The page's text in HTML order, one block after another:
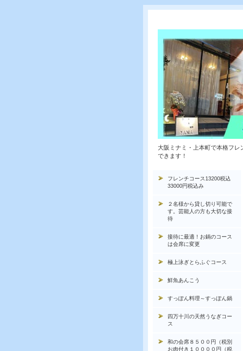
大阪ミナミ・上本町で本格フ
できます！
フレンチコース13200税込
33000円税込み
２名様から貸し切り可能で
す。芸能人の方も大切な接
待
接待に最適！お鍋のコース
は会席に変更
極上泳ぎとらふぐコース
鮮魚あんこう
すっぽん料理～すっぽん鍋
四万十川の天然うなぎコー
ス
和の会席８５００円（税別
お肉付き１００００円（税